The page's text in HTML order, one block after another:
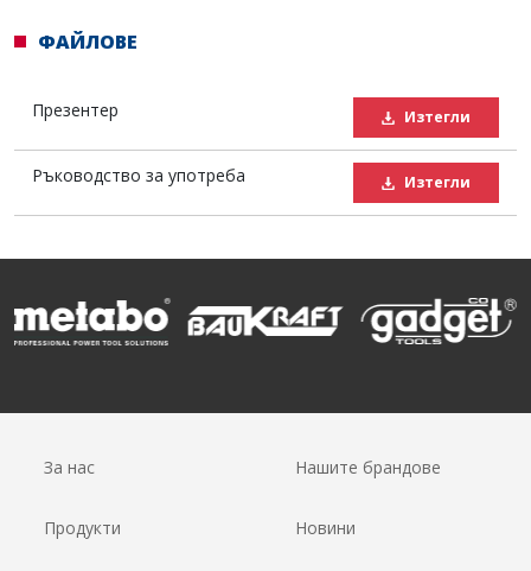
ФАЙЛОВЕ
Презентер Изтегли
Ръководство за употреба Изтегли
За нас Нашите брандове
Продукти Новини